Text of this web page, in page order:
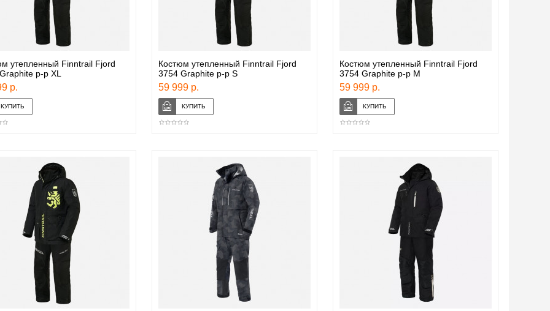
утепленный Finntrail Fjord
р-р XL
р.
Костюм утепленный Finntrail Fjord
3754 Graphite р-р S
59 999 р.
Костюм утепленный Finntrail Fjord
3754 Graphite р-р M
59 999 р.